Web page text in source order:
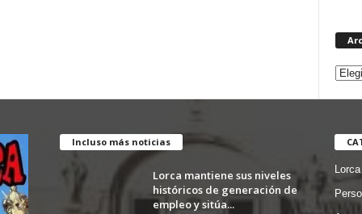
Incluso más noticias
Lorca mantiene sus niveles
históricos de generación de
empleo y sitúa...
Lorca